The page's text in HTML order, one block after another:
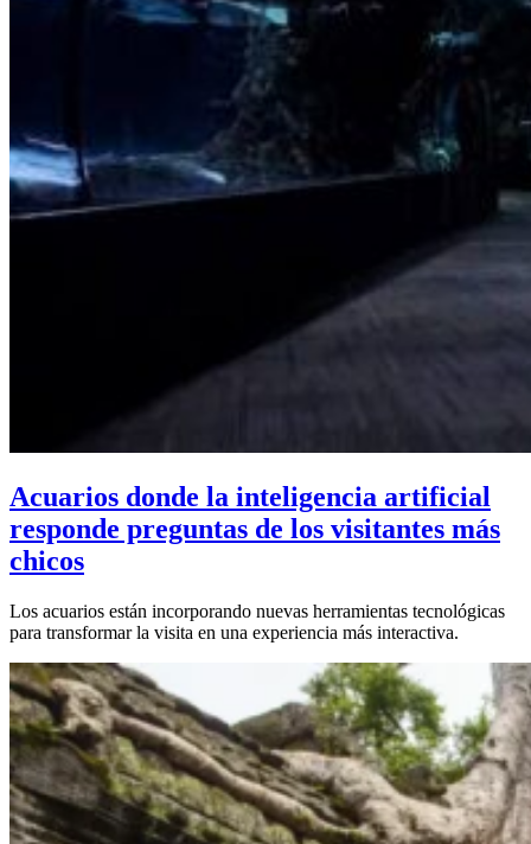
Acuarios donde la inteligencia artificial
responde preguntas de los visitantes más
chicos
Los acuarios están incorporando nuevas herramientas tecnológicas
para transformar la visita en una experiencia más interactiva.